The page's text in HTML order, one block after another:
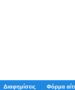
Διαφημίσεις Φόρμα